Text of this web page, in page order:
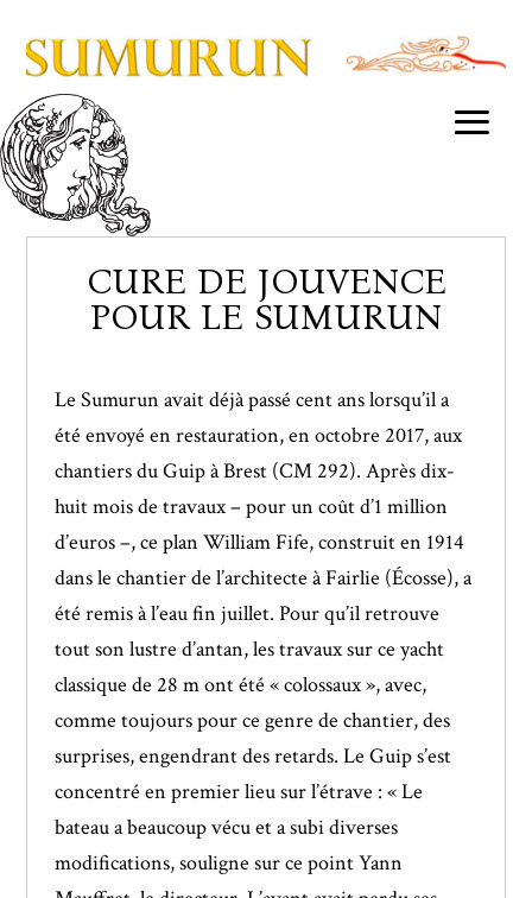
CURE DE JOUVENCE
POUR LE SUMURUN
Le Sumurun avait déjà passé cent ans lorsqu’il a
été envoyé en restauration, en octobre 2017, aux
chantiers du Guip à Brest (CM 292). Après dix-
huit mois de travaux – pour un coût d’1 million
d’euros –, ce plan William Fife, construit en 1914
dans le chantier de l’architecte à Fairlie (Écosse), a
été remis à l’eau fin juillet. Pour qu’il retrouve
tout son lustre d’antan, les travaux sur ce yacht
classique de 28 m ont été « colossaux », avec,
comme toujours pour ce genre de chantier, des
surprises, engendrant des retards. Le Guip s’est
concentré en premier lieu sur l’étrave : « Le
bateau a beaucoup vécu et a subi diverses
modifications, souligne sur ce point Yann